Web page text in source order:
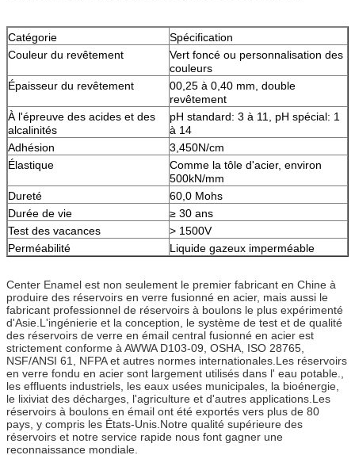
Catégorie
Spécification
Couleur du revêtement
Vert foncé ou personnalisation des
couleurs
Épaisseur du revêtement
00,25 à 0,40 mm, double
revêtement
À l'épreuve des acides et des
alcalinités
pH standard: 3 à 11, pH spécial: 1
à 14
Adhésion
3,450N/cm
Élastique
Comme la tôle d'acier, environ
500kN/mm
Dureté
60,0 Mohs
Durée de vie
≥ 30 ans
Test des vacances
> 1500V
Perméabilité
Liquide gazeux imperméable
Center Enamel est non seulement le premier fabricant en Chine à
produire des réservoirs en verre fusionné en acier, mais aussi le
fabricant professionnel de réservoirs à boulons le plus expérimenté
d'Asie.L'ingénierie et la conception, le système de test et de qualité
des réservoirs de verre en émail central fusionné en acier est
strictement conforme à AWWA D103-09, OSHA, ISO 28765,
NSF/ANSI 61, NFPA et autres normes internationales.Les réservoirs
en verre fondu en acier sont largement utilisés dans l' eau potable.,
les effluents industriels, les eaux usées municipales, la bioénergie,
le lixiviat des décharges, l'agriculture et d'autres applications.Les
réservoirs à boulons en émail ont été exportés vers plus de 80
pays, y compris les États-Unis.Notre qualité supérieure des
réservoirs et notre service rapide nous font gagner une
reconnaissance mondiale.